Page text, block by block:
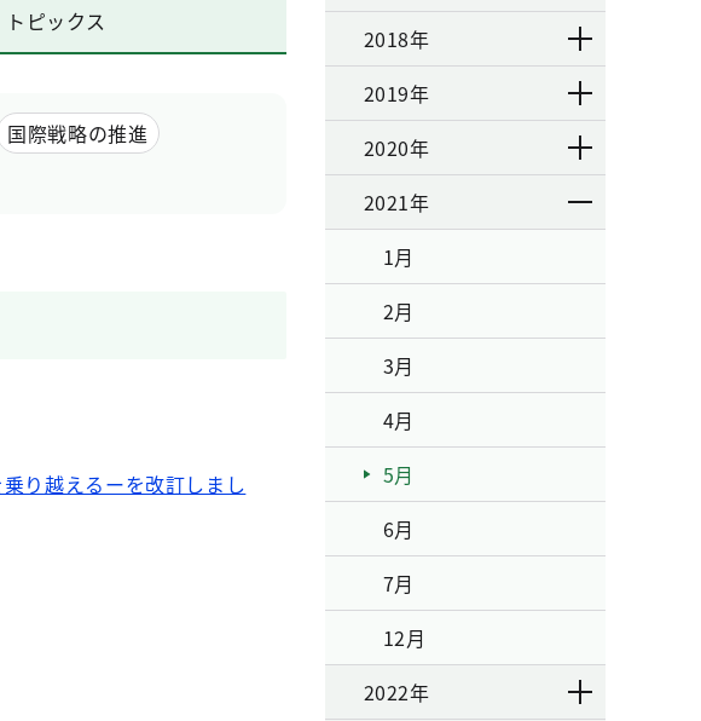
トピックス
国際戦略の推進
り越えるーを改訂しまし
2018年
2019年
2020年
2021年
1月
2月
3月
4月
5月
6月
7月
12月
2022年